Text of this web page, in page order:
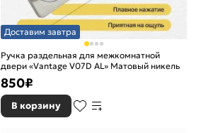
Доставим завтра
Ручка раздельная для межкомнатной
двери «Vantage V07D AL» Матовый никель
850₽
В корзину